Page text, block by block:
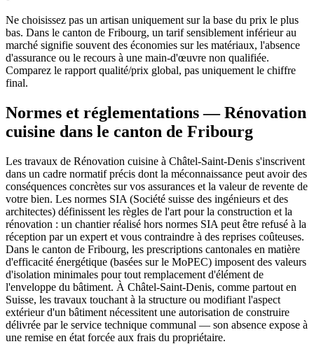
Ne choisissez pas un artisan uniquement sur la base du prix le plus
bas. Dans le canton de Fribourg, un tarif sensiblement inférieur au
marché signifie souvent des économies sur les matériaux, l'absence
d'assurance ou le recours à une main-d'œuvre non qualifiée.
Comparez le rapport qualité/prix global, pas uniquement le chiffre
final.
Normes et réglementations — Rénovation
cuisine dans le canton de Fribourg
Les travaux de Rénovation cuisine à Châtel-Saint-Denis s'inscrivent
dans un cadre normatif précis dont la méconnaissance peut avoir des
conséquences concrètes sur vos assurances et la valeur de revente de
votre bien. Les normes SIA (Société suisse des ingénieurs et des
architectes) définissent les règles de l'art pour la construction et la
rénovation : un chantier réalisé hors normes SIA peut être refusé à la
réception par un expert et vous contraindre à des reprises coûteuses.
Dans le canton de Fribourg, les prescriptions cantonales en matière
d'efficacité énergétique (basées sur le MoPEC) imposent des valeurs
d'isolation minimales pour tout remplacement d'élément de
l'enveloppe du bâtiment. À Châtel-Saint-Denis, comme partout en
Suisse, les travaux touchant à la structure ou modifiant l'aspect
extérieur d'un bâtiment nécessitent une autorisation de construire
délivrée par le service technique communal — son absence expose à
une remise en état forcée aux frais du propriétaire.